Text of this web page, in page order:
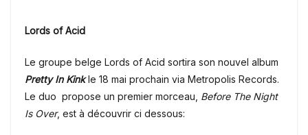
Lords of Acid
Le groupe belge Lords of Acid sortira son nouvel album
Pretty In Kinkle 18 mai prochain via Metropolis Records.
Le duo propose un premier morceau, Before The Night
Is Over, est à découvrir ci dessous: